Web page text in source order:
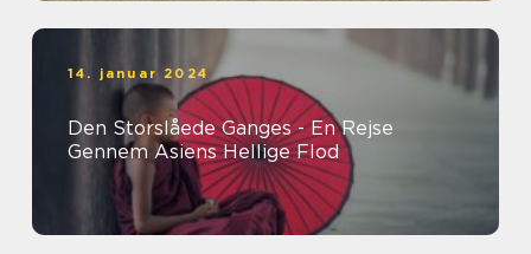
14. januar 2024
Den Storslåede Ganges - En Rejse
Gennem Asiens Hellige Flod